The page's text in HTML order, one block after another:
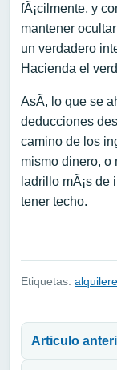
fÃ¡cilmente, y
mantener
un verdadero
Hacienda el
AsÃ­, lo que se
deducciones
camino de los
mismo dinero, o
ladrillo mÃ¡s
tener techo.
Etiquetas:
Articulo